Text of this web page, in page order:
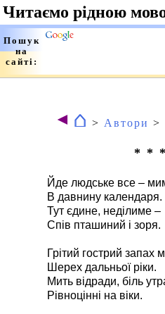
◄ ⌂ > Автори >
* * *
Йде людське все –
В давнину календаря.
Тут єдине, неділиме –
Спів пташиний і зоря.
Грітий гострий запах
Шерех дальньої ріки.
Мить відради, біль
Рівноцінні на віки.